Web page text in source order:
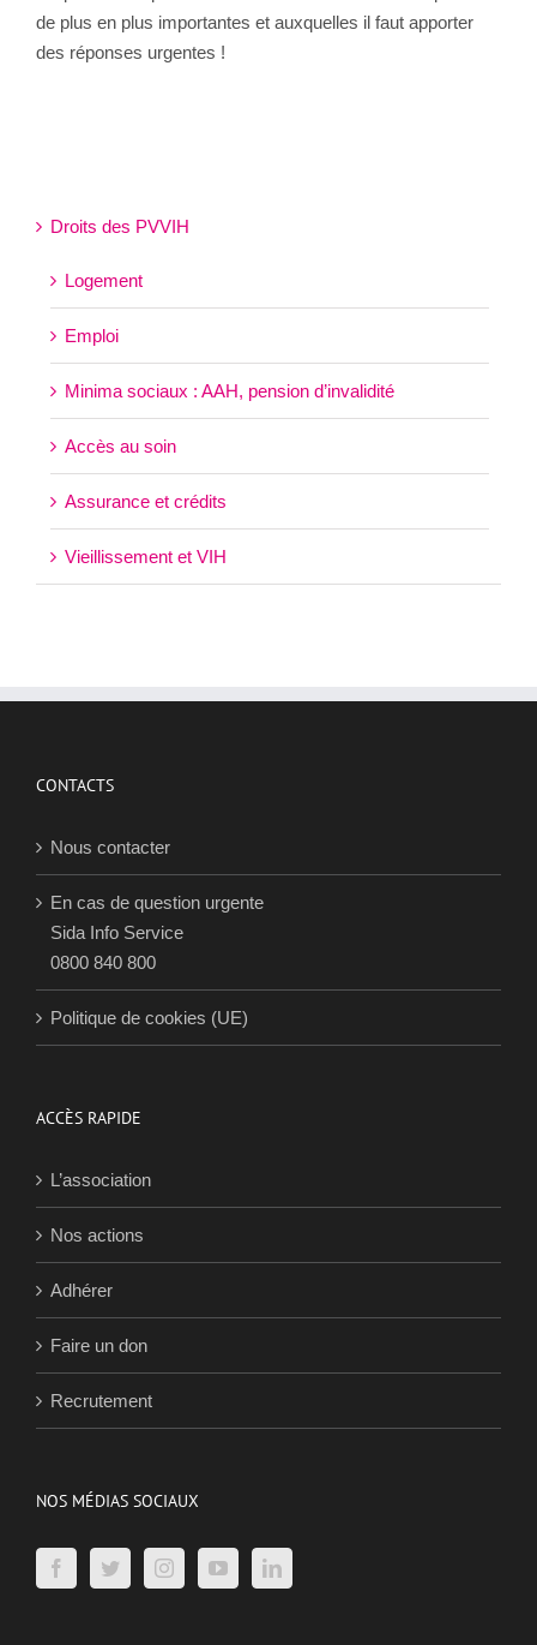
de plus en plus importantes et auxquelles il faut apporter
des réponses urgentes !
Droits des PVVIH
Logement
Emploi
Minima sociaux : AAH, pension d’invalidité
Accès au soin
Assurance et crédits
Vieillissement et VIH
CONTACTS
Nous contacter
En cas de question urgente
Sida Info Service
0800 840 800
Politique de cookies (UE)
ACCÈS RAPIDE
L’association
Nos actions
Adhérer
Faire un don
Recrutement
NOS MÉDIAS SOCIAUX